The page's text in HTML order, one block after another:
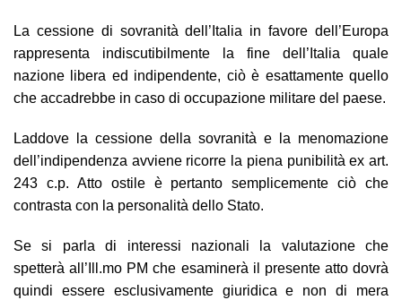
La cessione di sovranità dell’Italia in favore dell’Europa
rappresenta indiscutibilmente la fine dell’Italia quale
nazione libera ed indipendente, ciò è esattamente quello
che accadrebbe in caso di occupazione militare del paese.
Laddove la cessione della sovranità e la menomazione
dell’indipendenza avviene ricorre la piena punibilità ex art.
243 c.p. Atto ostile è pertanto semplicemente ciò che
contrasta con la personalità dello Stato.
Se si parla di interessi nazionali la valutazione che
spetterà all’Ill.mo PM che esaminerà il presente atto dovrà
quindi essere esclusivamente giuridica e non di mera